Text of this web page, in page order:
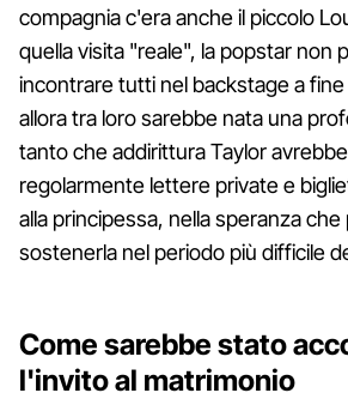
compagnia c'era anche il piccolo
quella visita "reale", la popstar non
incontrare tutti nel backstage a
allora tra loro sarebbe nata una
tanto che addirittura Taylor
regolarmente lettere private e
alla principessa, nella speranza
sostenerla nel periodo più difficile
Come sarebbe stato
l'invito al matrimonio